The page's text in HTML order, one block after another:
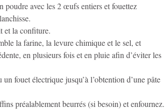
poudre avec les 2 œufs entiers et fouettez
et la confiture.
la farine, la levure chimique et le sel, et
en plusieurs fois et en pluie afin d’éviter les
fouet électrique jusqu’à l’obtention d’une pâte
préalablement beurrés (si besoin) et enfournez.